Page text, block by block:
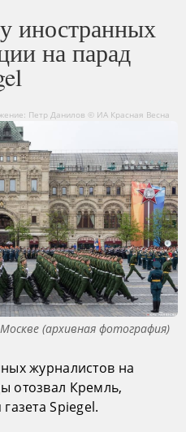
иностранных
на парад
Петр Данилов © ИА Красная Весна
(архивная фотография)
журналистов на
отозвал Кремль,
Spiegel.